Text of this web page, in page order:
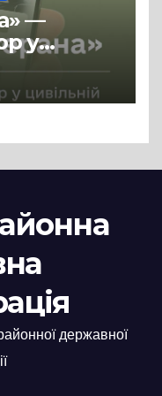
—
у
державної